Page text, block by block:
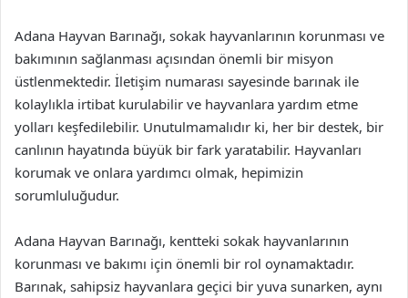
Adana Hayvan Barınağı, sokak hayvanlarının korunması ve
bakımının sağlanması açısından önemli bir misyon
üstlenmektedir. İletişim numarası sayesinde barınak ile
kolaylıkla irtibat kurulabilir ve hayvanlara yardım etme
yolları keşfedilebilir. Unutulmamalıdır ki, her bir destek, bir
canlının hayatında büyük bir fark yaratabilir. Hayvanları
korumak ve onlara yardımcı olmak, hepimizin
sorumluluğudur.
Adana Hayvan Barınağı, kentteki sokak hayvanlarının
korunması ve bakımı için önemli bir rol oynamaktadır.
Barınak, sahipsiz hayvanlara geçici bir yuva sunarken, aynı